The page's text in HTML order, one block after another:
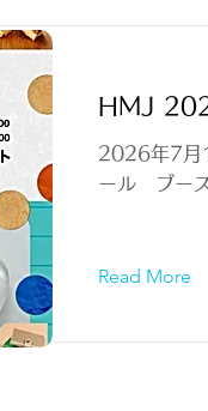
HMJ
2026年7月
ール ブー
Read More